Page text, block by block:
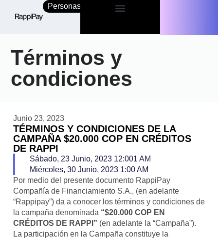
Personas Empresas
Términos y
condiciones
Junio 23, 2023
TÉRMINOS Y CONDICIONES DE LA
CAMPAÑA $20.000 COP EN CRÉDITOS
DE RAPPI
Sábado, 23 Junio, 2023 12:001 AM
Miércoles, 30 Junio, 2023 1:00 AM
Por medio del presente documento RappiPay
Compañía de Financiamiento S.A., (en adelante
“Rappipay”) da a conocer los términos y condiciones de
la campaña denominada “$20.000 COP EN
CRÉDITOS DE RAPPI” (en adelante la “Campaña”).
La participación en la Campaña constituye la